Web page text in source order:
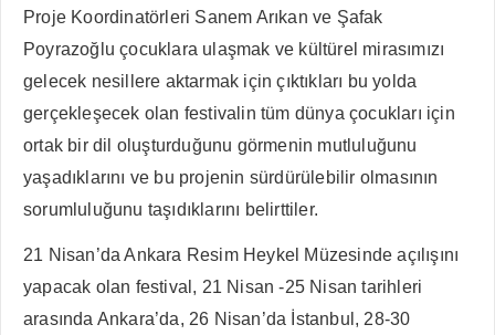
Proje Koordinatörleri Sanem Arıkan ve Şafak
Poyrazoğlu çocuklara ulaşmak ve kültürel mirasımızı
gelecek nesillere aktarmak için çıktıkları bu yolda
gerçekleşecek olan festivalin tüm dünya çocukları için
ortak bir dil oluşturduğunu görmenin mutluluğunu
yaşadıklarını ve bu projenin sürdürülebilir olmasının
sorumluluğunu taşıdıklarını belirttiler.
21 Nisan’da Ankara Resim Heykel Müzesinde açılışını
yapacak olan festival, 21 Nisan -25 Nisan tarihleri
arasında Ankara’da, 26 Nisan’da İstanbul, 28-30